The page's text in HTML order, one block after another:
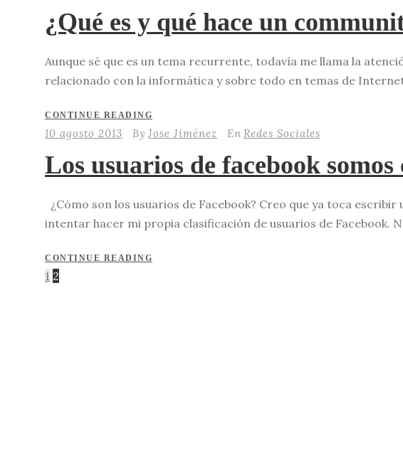
¿Qué es y qué hace un
Aunque sé que es un tema recurrente, todavía me llama la
relacionado con la informática y sobre todo en temas de
CONTINUE READING
10 agosto 2013 By Jose Jiménez En Redes Sociales
Los usuarios de facebook
¿Cómo son los usuarios de Facebook? Creo que ya toca
intentar hacer mi propia clasificación de usuarios de Facebook.
CONTINUE READING
1 2